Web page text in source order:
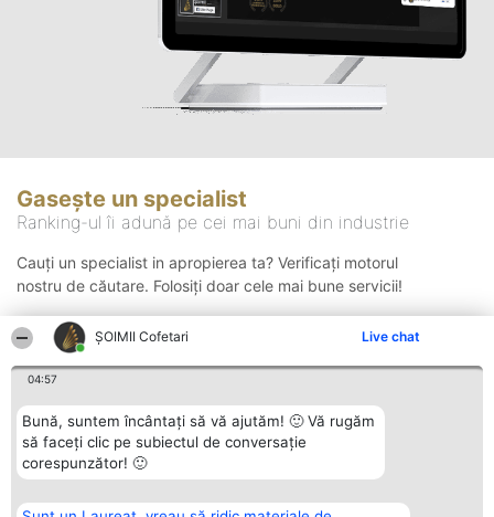
ȘOIMII Cofetari Live chat
04:57
Bună, suntem încântați să vă ajutăm! 🙂 Vă rugăm
să faceți clic pe subiectul de conversație
corespunzător! 🙂
Gasește un specialist
Ranking-ul îi adună pe cei mai buni din industrie
Cauți un specialist in apropierea ta? Verificați motorul
nostru de căutare. Folosiți doar cele mai bune servicii!